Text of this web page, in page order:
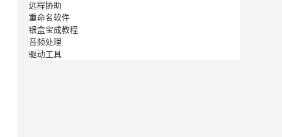
远程协助
重命名软件
银盒宝成教程
音频处理
驱动工具